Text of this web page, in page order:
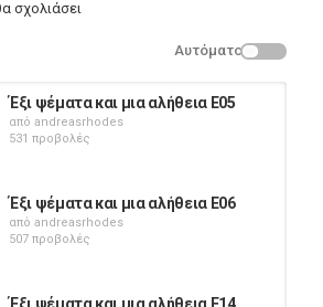
σχολιάσει
Αυτόματο
Έξι ψέματα και μια αλήθεια E05
από andreasrhodes
531 προβολές
Έξι ψέματα και μια αλήθεια E06
από andreasrhodes
507 προβολές
Έξι ψέματα και μια αλήθεια E14